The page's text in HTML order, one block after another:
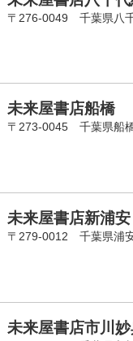
〒276-0049 千葉県八
未来屋書店船橋
〒273-0045 千葉県船
未来屋書店新浦安
〒279-0012 千葉県浦
未来屋書店市川